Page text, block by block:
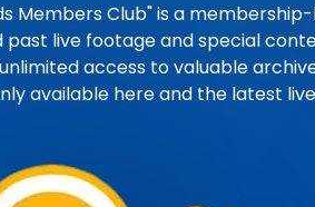
Members Club" is a
live footage and special
access to valuable
available here and the latest